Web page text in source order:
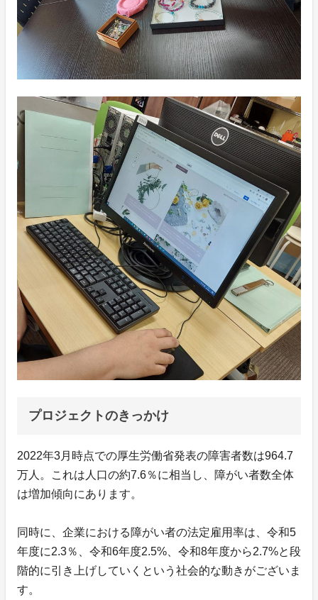
プロジェクトのきっかけ
2022年3月時点での厚生労働省発表の障害者数は964.7
万人。これは人口の約7.6％に相当し、障がい者数全体
は増加傾向にあります。
同時に、企業における障がい者の法定雇用率は、令和5
年度に2.3％、令和6年度2.5%、令和8年度から2.7%と段
階的に引き上げしていくという社会的な動きがございま
す。